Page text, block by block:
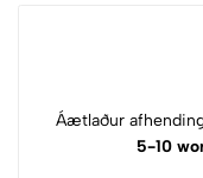
Áætlaður
5-10